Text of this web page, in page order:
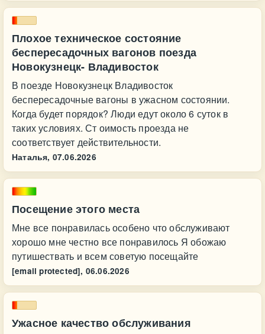
Плохое техническое состояние
беспересадочных вагонов поезда
Новокузнецк- Владивосток
В поезде Новокузнецк Владивосток
беспересадочные вагоны в ужасном состоянии.
Когда будет порядок? Люди едут около 6 суток в
таких условиях. Ст оимость проезда не
соответствует действительности.
Наталья, 07.06.2026
Посещение этого места
Мне все понравилась особено что обслуживают
хорошо мне честно все понравилось Я обожаю
путишествать и всем советую посещайте
[email protected], 06.06.2026
Ужасное качество обслуживания